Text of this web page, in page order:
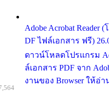
Adobe Acrobat
DF ไฟล์เอกสาร ฟรี)
ดาวน์โหลดโปรแกรม
ล์เอกสาร PDF จาก
งานของ Browser ให้อ่า